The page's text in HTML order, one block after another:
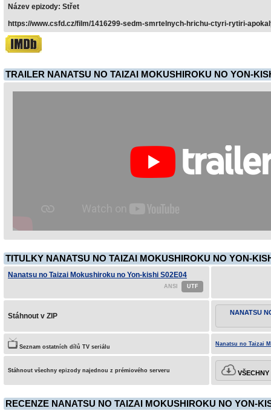
Název epizody: Střet
https://www.csfd.cz/film/1416299-sedm-smrtelnych-hrichu-ctyri-rytiri-
TRAILER NANATSU NO TAIZAI MOKUSHIROKU NO YON-
TITULKY NANATSU NO TAIZAI MOKUSHIROKU NO YON-
Nanatsu no Taizai Mokushiroku no Yon-kishi S02E04
Stáhnout v ZIP NANATSU
Seznam ostatních dílů TV seriálu Nanatsu no Taizai
Stáhnout všechny epizody najednou z prémiového serveru VŠECHNY
RECENZE NANATSU NO TAIZAI MOKUSHIROKU NO YON-